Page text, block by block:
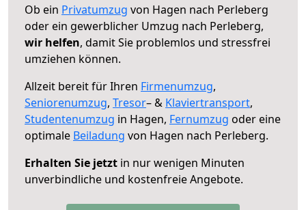
Ob ein Privatumzug von Hagen nach Perleberg
oder ein gewerblicher Umzug nach Perleberg,
wir helfen, damit Sie problemlos und stressfrei
umziehen können.
Allzeit bereit für Ihren Firmenumzug,
Seniorenumzug, Tresor– & Klaviertransport,
Studentenumzug in Hagen, Fernumzug oder eine
optimale Beiladung von Hagen nach Perleberg.
Erhalten Sie jetzt in nur wenigen Minuten
unverbindliche und kostenfreie Angebote.